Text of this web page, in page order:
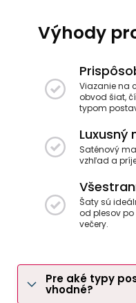
Výhody
Viazanie na
obvod šiat,
typom
Luxusný
Saténový
vzhľad a
Šaty sú
od plesov
večery.
Pre aké typy
vhodné?